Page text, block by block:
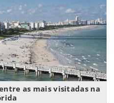
as mais visitadas na